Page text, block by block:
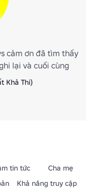
cảm ơn đã tìm thấy
lại và cuối cùng
Khả Thi)
tin tức
Cha mẹ
Khả năng truy cập